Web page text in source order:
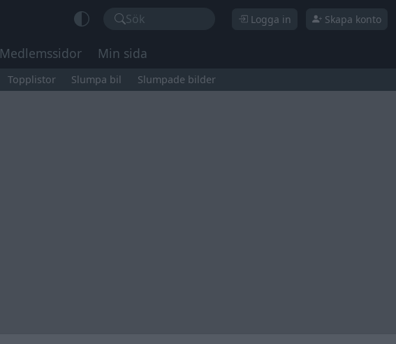
Sök Logga in Skapa konto
Medlemssidor Min sida
Topplistor Slumpa bil Slumpade bilder